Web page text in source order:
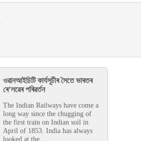
ওৱানআইচিটি কাৰ্যসূচীৰ সৈতে ভাৰতৰ
ৰে’লৱেৰ পৰিৱৰ্তন
The Indian Railways have come a
long way since the chugging of
the first train on Indian soil in
April of 1853. India has always
looked at the …